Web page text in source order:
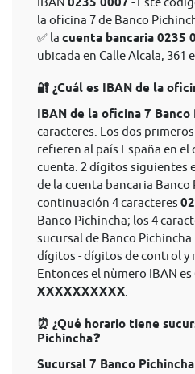
la oficina 7 de Banco
✅ la cuenta bancaria 0235
ubicada en Calle Alcala, 361
🔐 ¿Cuál es IBAN de la
IBAN de la oficina 7 Banco
caracteres. Los dos
refieren al país España en el
cuenta. 2 dígitos siguientes
de la cuenta bancaria Banco
continuación 4 caracteres
Banco Pichincha; los 4
sucursal de Banco
dígitos - dígitos de control y
Entonces el nùmero IBAN
XXXXXXXXXX
⏰ ¿Qué horario tiene
Pichincha❓
Sucursal 7 Banco Pichincha